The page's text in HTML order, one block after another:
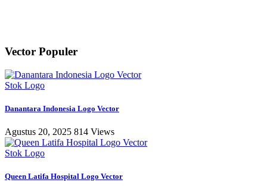
Vector Populer
Stok Logo
Danantara Indonesia Logo Vector
Agustus 20, 2025 814 Views
Stok Logo
Queen Latifa Hospital Logo Vector